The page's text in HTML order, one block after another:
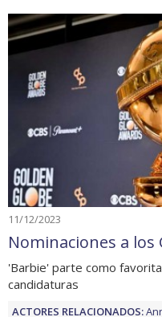
11/12/2023
Nominaciones a los
'Barbie' parte como
candidaturas
ACTORES RELACIONADOS: